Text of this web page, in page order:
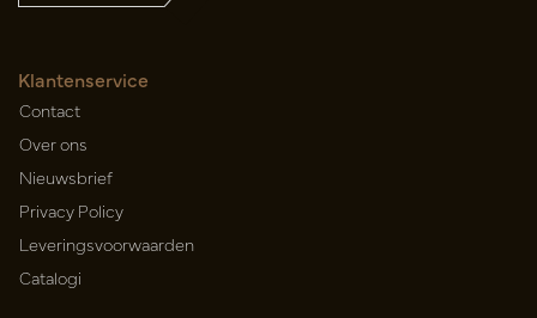
Klantenservice
Contact
Over ons
Nieuwsbrief
Privacy Policy
Leveringsvoorwaarden
Catalogi